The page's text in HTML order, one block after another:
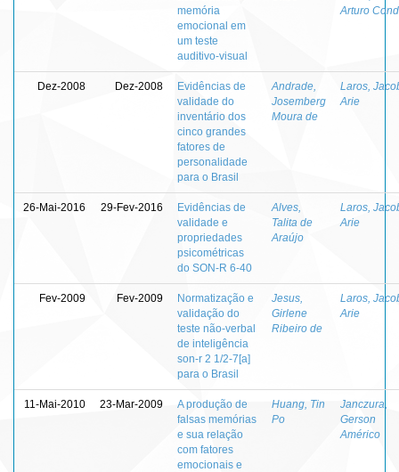
memória
emocional em
um teste
auditivo-visual
Arturo
Dez-2008 Dez-2008
Evidências de
validade do
inventário dos
cinco grandes
fatores de
personalidade
para o Brasil
Andrade,
Josemberg
Moura de
Laros,
Arie
26-Mai-2016 29-Fev-2016
Evidências de
validade e
propriedades
psicométricas
do SON-R 6-40
Alves,
Talita de
Araújo
Laros,
Arie
Fev-2009 Fev-2009
Normatização e
validação do
teste não-verbal
de inteligência
son-r 2 1/2-7[a]
para o Brasil
Jesus,
Girlene
Ribeiro de
Laros,
Arie
11-Mai-2010 23-Mar-2009
A produção de
falsas memórias
e sua relação
com fatores
emocionais e
Huang, Tin
Po
Janczura,
Gerson
Américo